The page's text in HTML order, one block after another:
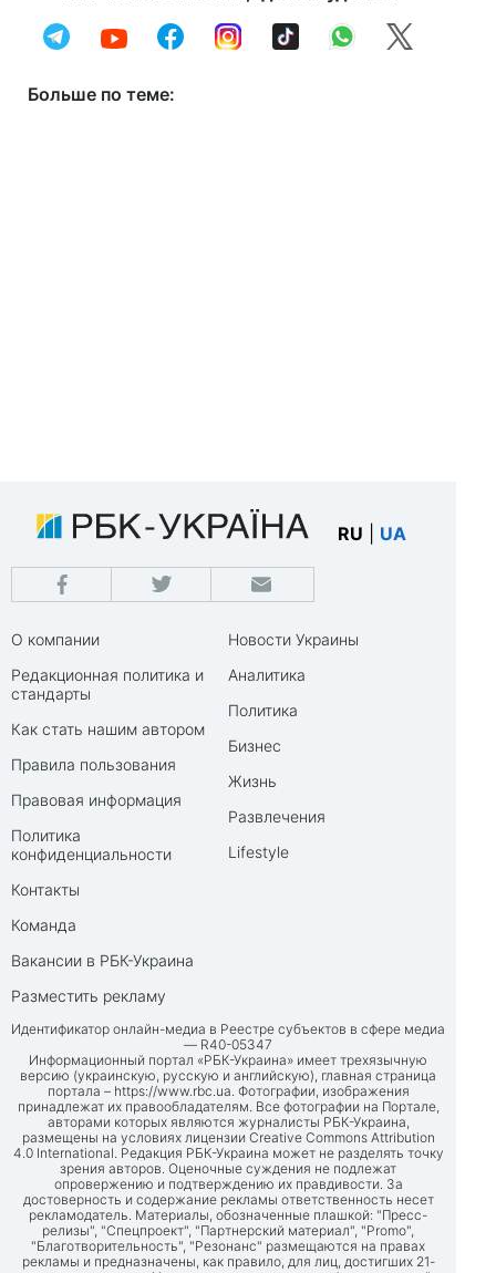
Больше по теме:
RU UA
О компании
Редакционная политика и
стандарты
Как стать нашим автором
Правила пользования
Правовая информация
Политика
конфиденциальности
Контакты
Команда
Вакансии в РБК-Украина
Разместить рекламу
Новости Украины
Аналитика
Политика
Бизнес
Жизнь
Развлечения
Lifestyle
Идентификатор онлайн-медиа в Реестре субъектов в сфере медиа
— R40-05347
Информационный портал «РБК-Украина» имеет трехязычную
версию (украинскую, русскую и английскую), главная страница
портала – https://www.rbc.ua. Фотографии, изображения
принадлежат их правообладателям. Все фотографии на Портале,
авторами которых являются журналисты РБК-Украина,
размещены на условиях лицензии Creative Commons Attribution
4.0 International. Редакция РБК-Украина может не разделять точку
зрения авторов. Оценочные суждения не подлежат
опровержению и подтверждению их правдивости. За
достоверность и содержание рекламы ответственность несет
рекламодатель. Материалы, обозначенные плашкой: "Пресс-
релизы", "Спецпроект", "Партнерский материал", "Promo",
"Благотворительность", "Резонанс" размещаются на правах
рекламы и предназначены, как правило, для лиц, достигших 21-